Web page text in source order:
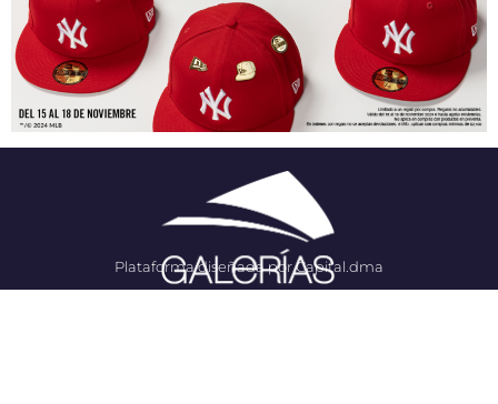
Plataforma diseñada por Capital.dma